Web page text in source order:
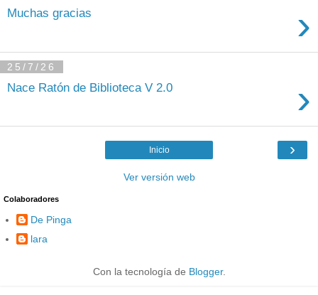
Muchas gracias ›
25/7/26
Nace Ratón de Biblioteca V 2.0 ›
›
Inicio
Ver versión web
Colaboradores
De Pinga
lara
Con la tecnología de Blogger.